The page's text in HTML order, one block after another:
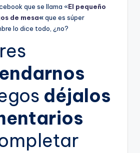
que se llama «El pequeño
de mesa«que es súper
lo dice todo, ¿no?
déjalos